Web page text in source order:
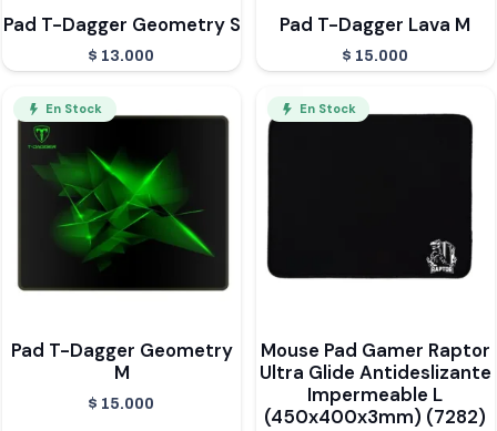
Pad T-Dagger Geometry S
$ 13.000
Pad T-Dagger Lava M
$ 15.000
En Stock
Pad T-Dagger Geometry
M
$ 15.000
En Stock
Mouse Pad Gamer Raptor
Ultra Glide Antideslizante
Impermeable L
(450x400x3mm) (7282)